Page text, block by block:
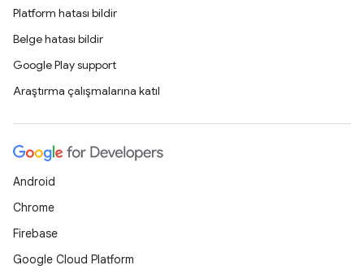
Platform hatası bildir
Belge hatası bildir
Google Play support
Araştırma çalışmalarına katıl
Android
Chrome
Firebase
Google Cloud Platform